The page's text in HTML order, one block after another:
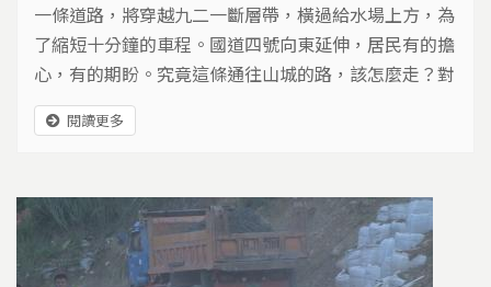
一條道路，將穿越九二一斷層帶，橫過給水場上方，為
了縮短十分鐘的車程。國道四號向東延伸，居民有的擔
心，有的期盼。究竟這條通往山城的路，該怎麼走？對
大台中的水源，會不會帶來衝擊？
閱讀更多